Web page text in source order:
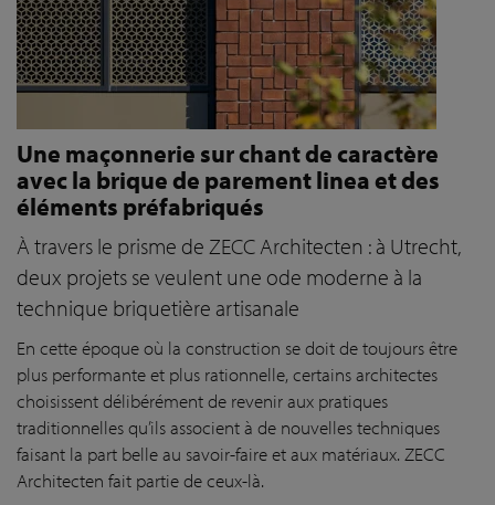
Une maçonnerie sur chant de caractère
avec la brique de parement linea et des
éléments préfabriqués
À travers le prisme de ZECC Architecten : à Utrecht,
deux projets se veulent une ode moderne à la
technique briquetière artisanale
En cette époque où la construction se doit de toujours être
plus performante et plus rationnelle, certains architectes
choisissent délibérément de revenir aux pratiques
traditionnelles qu’ils associent à de nouvelles techniques
faisant la part belle au savoir-faire et aux matériaux. ZECC
Architecten fait partie de ceux-là.